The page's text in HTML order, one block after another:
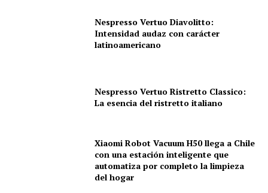
Nespresso Vertuo Diavolitto:
Intensidad audaz con carácter
latinoamericano
Nespresso Vertuo Ristretto Classico:
La esencia del ristretto italiano
Xiaomi Robot Vacuum H50 llega a Chile
con una estación inteligente que
automatiza por completo la limpieza
del hogar